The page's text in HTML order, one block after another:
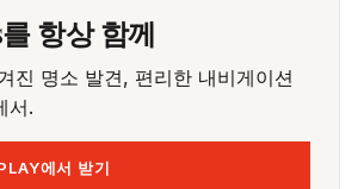
항상 함께
진 명소 발견, 편리한 내비게이션
서.
에서 받기